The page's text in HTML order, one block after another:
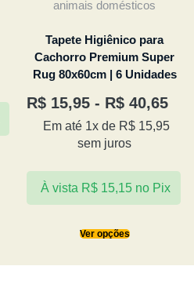
Tapete Higiênico para
Cachorro Premium Super
Rug 80x60cm | 6 Unidades
R$ 15,95 - R$ 40,65
Em até 1x de R$15,95
sem juros
À vista R$15,15 no Pix
Ver opções